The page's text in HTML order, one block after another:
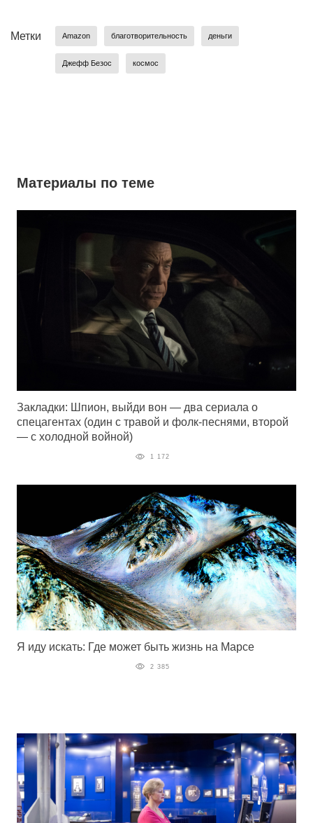
Метки Amazon благотворительность деньги
Джефф Безос космос
Материалы по теме
Закладки: Шпион, выйди вон — два сериала о
спецагентах (один с травой и фолк-песнями, второй
— с холодной войной)
1 172
Я иду искать: Где может быть жизнь на Марсе
2 385